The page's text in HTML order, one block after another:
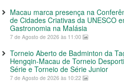
Macau marca presença na
de Cidades Criativas da UNESCO
Gastronomia na Malásia
7 de Agosto de 2026 às 11:00
Torneio Aberto de Badminton da
Hengqin-Macau de Torneio
Série e Torneio de Série Junior
7 de Agosto de 2026 às 10:22